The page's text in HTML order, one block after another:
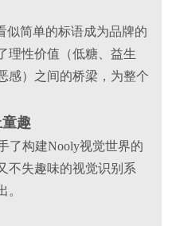
简单的标语成为品牌的
理性价值（低糖、益生
感）之间的桥梁，为整个
趣
了构建Nooly视觉世界的
不失趣味的视觉识别系
。